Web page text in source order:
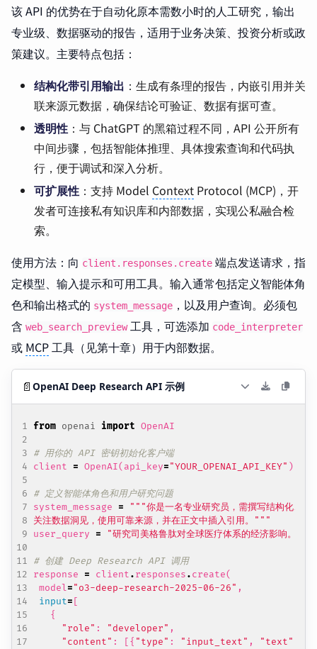
该 API 的优势在于自动化原本需数小时的人工研究，输出
专业级、数据驱动的报告，适用于业务决策、投资分析或政
策建议。主要特点包括：
结构化带引用输出 ：生成有条理的报告，内嵌引用并关
联来源元数据，确保结论可验证、数据有据可查。
透明性 ：与 ChatGPT 的黑箱过程不同，API 公开所有
中间步骤，包括智能体推理、具体搜索查询和代码执
行，便于调试和深入分析。
可扩展性 ：支持 Model Context Protocol (MCP)，开
发者可连接私有知识库和内部数据，实现公私融合检
索。
使用方法：向 client.responses.create 端点发送请求，指
定模型、输入提示和可用工具。输入通常包括定义智能体角
色和输出格式的 system_message ，以及用户查询。必须包
含 web_search_preview工具，可选添加 code_interpreter
或 MCP 工具（见第十章）用于内部数据。
📄 OpenAI Deep Research API 示例
from openai import OpenAI
# 用你的 API 密钥初始化客户端
client
= OpenAI( api_key="YOUR_OPENAI_API_KEY" )
# 定义智能体角色和用户研究问题
system_message
=
关注数据洞见，使用可靠来源，并在正文中插入引用。"""
user_query
= "研究司美格鲁肽对全球医疗体系的经济影响。"
# 创建 Deep Research API 调用
response
= client.responses.create(
model="o3-deep-research-2025-06-26" ,
input= [
{
"role" : "developer" ,
"content" : [{ "type" : "input_text" , "text"